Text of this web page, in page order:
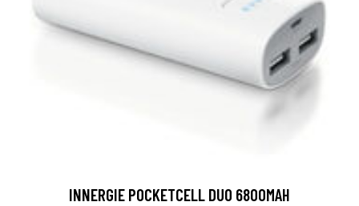
INNERGIE POCKETCELL DUO 6800MAH